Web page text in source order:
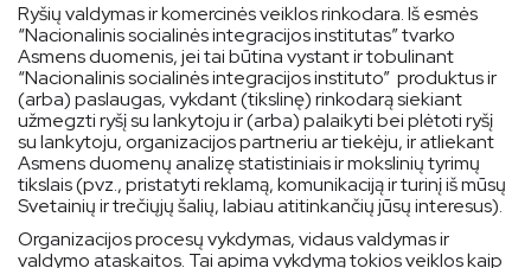
Ryšių valdymas ir komercinės veiklos rinkodara. Iš esmės
“Nacionalinis socialinės integracijos institutas” tvarko
Asmens duomenis, jei tai būtina vystant ir tobulinant
“Nacionalinis socialinės integracijos instituto” produktus ir
(arba) paslaugas, vykdant (tikslinę) rinkodarą siekiant
užmegzti ryšį su lankytoju ir (arba) palaikyti bei plėtoti ryšį
su lankytoju, organizacijos partneriu ar tiekėju, ir atliekant
Asmens duomenų analizę statistiniais ir mokslinių tyrimų
tikslais (pvz., pristatyti reklamą, komunikaciją ir turinį iš mūsų
Svetainių ir trečiųjų šalių, labiau atitinkančių jūsų interesus).
Organizacijos procesų vykdymas, vidaus valdymas ir
valdymo ataskaitos. Tai apima vykdymą tokios veiklos kaip